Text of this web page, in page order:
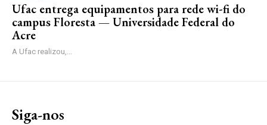
Ufac entrega equipamentos para rede wi-fi do
campus Floresta — Universidade Federal do
Acre
A Ufac realizou,...
Siga-nos